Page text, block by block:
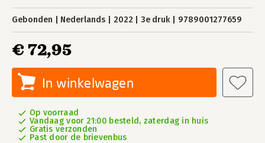
Gebonden Nederlands 2022 3e druk 9789001277659
€ 72,95
In winkelwagen
Op voorraad
Vandaag voor 21:00 besteld, zaterdag in huis
Gratis verzonden
Past door de brievenbus